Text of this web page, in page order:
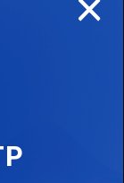
é a Aurora
que nos
chama-se